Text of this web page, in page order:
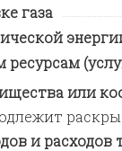
газа
или
и расходов